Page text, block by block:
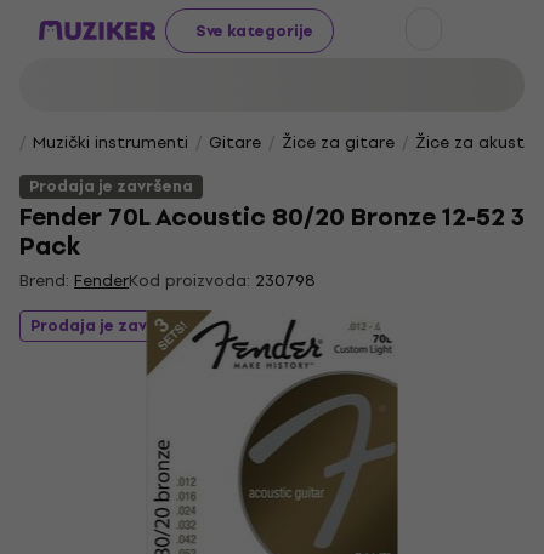
Sve kategorije
Muzički instrumenti Gitare Žice za gitare
Žice za
Prodaja je završena
Fender 70L Acoustic 80/20 Bronze 12-52 3
Pack
Brend: FenderKod proizvoda: 230798
Prodaja je završena